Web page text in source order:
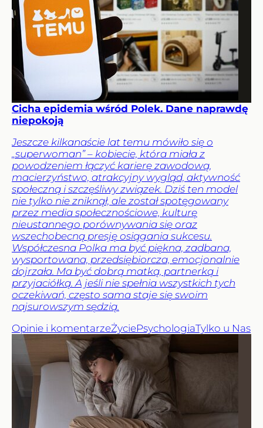
Cicha epidemia wśród Polek. Dane naprawdę
niepokoją
Jeszcze kilkanaście lat temu mówiło się o
„superwoman” – kobiecie, która miała z
powodzeniem łączyć karierę zawodową,
macierzyństwo, atrakcyjny wygląd, aktywność
społeczną i szczęśliwy związek. Dziś ten model
nie tylko nie zniknął, ale został spotęgowany
przez media społecznościowe, kulturę
nieustannego porównywania się oraz
wszechobecną presję osiągania sukcesu.
Współczesna Polka ma być piękna, zadbana,
wysportowana, przedsiębiorcza, emocjonalnie
dojrzała. Ma być dobrą matką, partnerką i
przyjaciółką. A jeśli nie spełnia wszystkich tych
oczekiwań, często sama staje się swoim
najsurowszym sędzią.
Opinie i komentarzeŻyciePsychologiaTylko u Nas